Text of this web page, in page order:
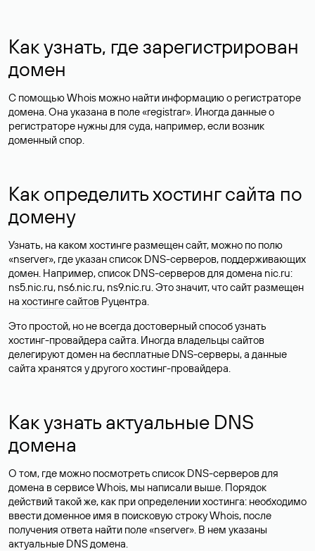
Как узнать, где зарегистрирован
домен
С помощью Whois можно найти информацию о регистраторе
домена. Она указана в поле «registrar». Иногда данные о
регистраторе нужны для суда, например, если возник
доменный спор.
Как определить хостинг сайта по
домену
Узнать, на каком хостинге размещен сайт, можно по полю
«nserver», где указан список DNS-серверов, поддерживающих
домен. Например, список DNS-серверов для домена nic.ru:
ns5.nic.ru, ns6.nic.ru, ns9.nic.ru. Это значит, что сайт размещен
на хостинге сайтов Руцентра.
Это простой, но не всегда достоверный способ узнать
хостинг-провайдера сайта. Иногда владельцы сайтов
делегируют домен на бесплатные DNS-серверы, а данные
сайта хранятся у другого хостинг-провайдера.
Как узнать актуальные DNS
домена
О том, где можно посмотреть список DNS-серверов для
домена в сервисе Whois, мы написали выше. Порядок
действий такой же, как при определении хостинга: необходимо
ввести доменное имя в поисковую строку Whois, после
получения ответа найти поле «nserver». В нем указаны
актуальные DNS домена.